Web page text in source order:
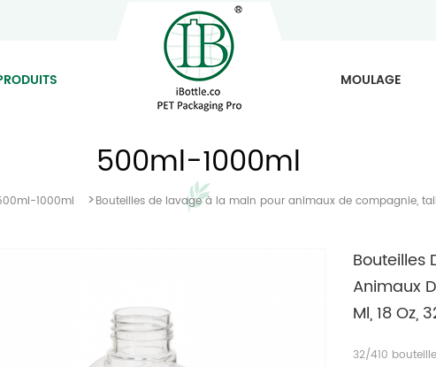
MOULAGE
500ml-1000ml
1000ml >Bouteilles de lavage à la main pour animaux de compagnie,
Bouteilles
Animaux
Ml, 18 Oz,
32/410